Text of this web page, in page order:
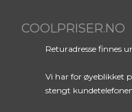
COOLPRISER.NO
Returadresse finnes
Vi har for øyeblikket
stengt